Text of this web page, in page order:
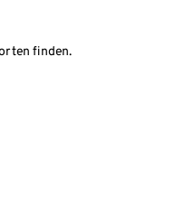
finden.